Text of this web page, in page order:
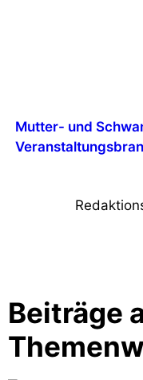
Mutter- und
Beiträge